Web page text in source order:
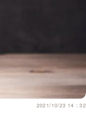
2021/10/23 14：32